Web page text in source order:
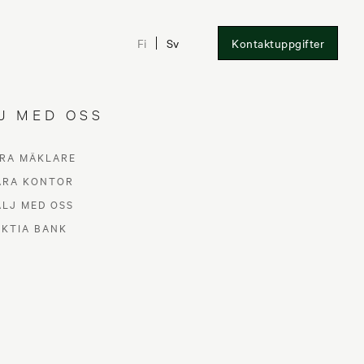
Fi Sv Kontaktuppgifter
MED OSS
MÄKLARE
KONTOR
MED OSS
BANK